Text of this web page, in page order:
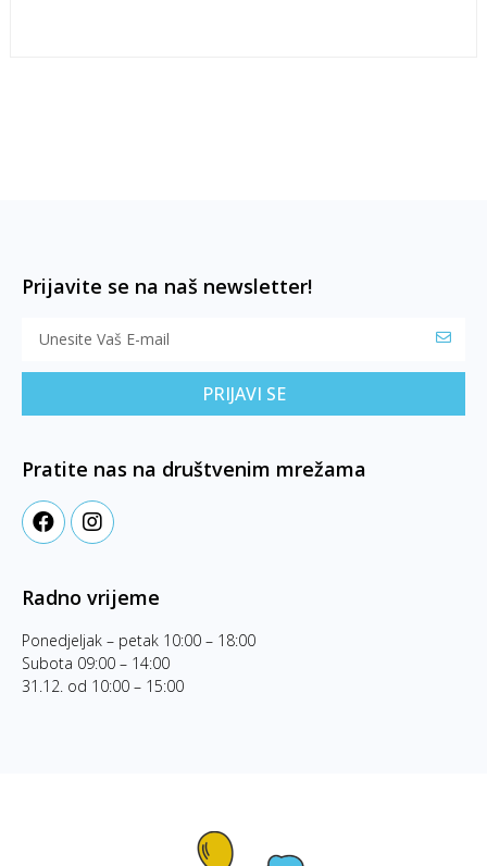
Prijavite se na naš newsletter!
PRIJAVI SE
Pratite nas na društvenim mrežama
Radno vrijeme
Ponedjeljak – petak 10:00 – 18:00
Subota 09:00 – 14:00
31.12. od 10:00 – 15:00